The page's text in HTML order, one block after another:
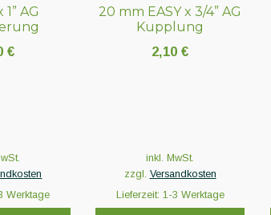
1” AG
€
Werktage
20 mm EASY x 3/4” AG
Kupplung
2,10€
inkl. MwSt.
zzgl. Versandkosten
Lieferzeit: 1-3 Werktage